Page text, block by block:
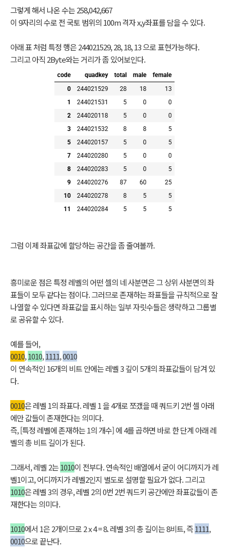
그렇게 해서 나온 수는 258,042,667
이 9자리의 수로 전 국토 범위의 100m 격자 x,y좌표를 담을 수 있다.
아래 표 처럼 특정 행은 244021529, 28, 18, 13 으로 표현가능하다.
그리고 아직 2Byte와는 거리가 좀 있어보인다.
그럼 이제 좌표값에 할당하는 공간을 좀 줄여볼까.
흥미로운 점은 특정 레벨의 어떤 셀의 네 사분면은 그 상위 사분면의 좌
표들이 모두 같다는 점이다. 그러므로 존재하는 좌표들을 규칙적으로 잘
나열할 수 있다면 좌표값을 표시하는 일부 자릿수들은 생략하고 그룹별
로 공유할 수 있다.
예를 들어,
0010,1010,1111,0010
이 연속적인 16개의 비트 안에는 레벨 3 깊이 5개의 좌표값들이 담겨 있
다.
0010은 레벨 1의 좌표다. 레벨 1 을 4개로 쪼갰을 때 쿼드키 2번 셀 아래
에만 값들이 존재한다는 의미다.
즉, [특정 레벨에 존재하는 1의 개수] 에 4를 곱하면 바로 한 단계 아래 레
벨의 총 비트 길이가 된다.
그래서, 레벨 2는1010이 전부다. 연속적인 배열에서 굳이 어디까지가 레
벨1이고, 어디까지가 레벨2인지 별도로 설명할 필요가 없다. 그리고
1010은 레벨 3의 경우, 레벨 2의 0번 2번 쿼드키 공간에만 좌표값들이 존
재한다는 의미다.
1010에서 1은 2개이므로 2 x 4 = 8. 레벨 3의 총 길이는 8비트, 즉1111,
0010으로 끝난다.